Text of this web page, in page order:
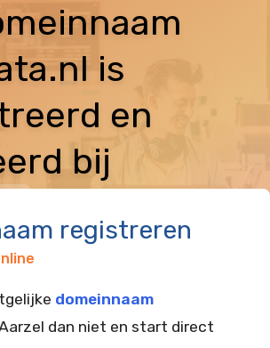
is
en
bij
registreren
domeinnaam
dan niet en start direct